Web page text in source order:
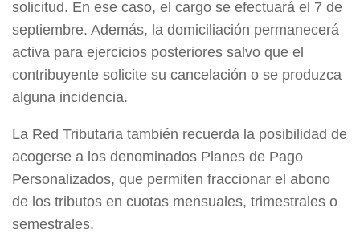
solicitud. En ese caso, el cargo se efectuará el 7 de
septiembre. Además, la domiciliación permanecerá
activa para ejercicios posteriores salvo que el
contribuyente solicite su cancelación o se produzca
alguna incidencia.
La Red Tributaria también recuerda la posibilidad de
acogerse a los denominados Planes de Pago
Personalizados, que permiten fraccionar el abono
de los tributos en cuotas mensuales, trimestrales o
semestrales.